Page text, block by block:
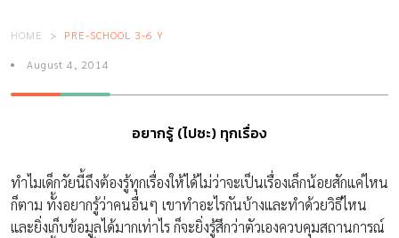
HOME PRE-SCHOOL 3-6 Y
August 4, 2014
อยากรู้ (ไปซะ) ทุกเรื่อง
ทำไมเด็กวัยนี้ถึงต้องรู้ทุกเรื่องให้ได้ไม่ว่าจะเป็นเรื่องเล็กน้อยสักแค่ไหน
ก็ตาม ทั้งอยากรู้ว่าคนอื่นๆ เขาทำอะไรกันบ้างและทำด้วยวิธีไหน
และยิ่งเก็บข้อมูลได้มากเท่าไร ก็จะยิ่งรู้สึกว่าตัวเองควบคุมสถานการณ์